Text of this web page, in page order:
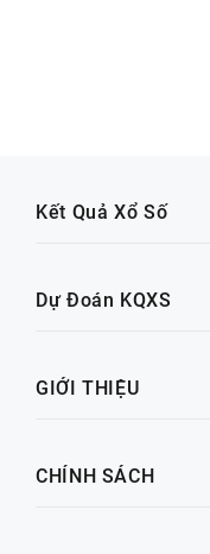
Kết Quả Xổ Số
Dự Đoán KQXS
GIỚI THIỆU
CHÍNH SÁCH